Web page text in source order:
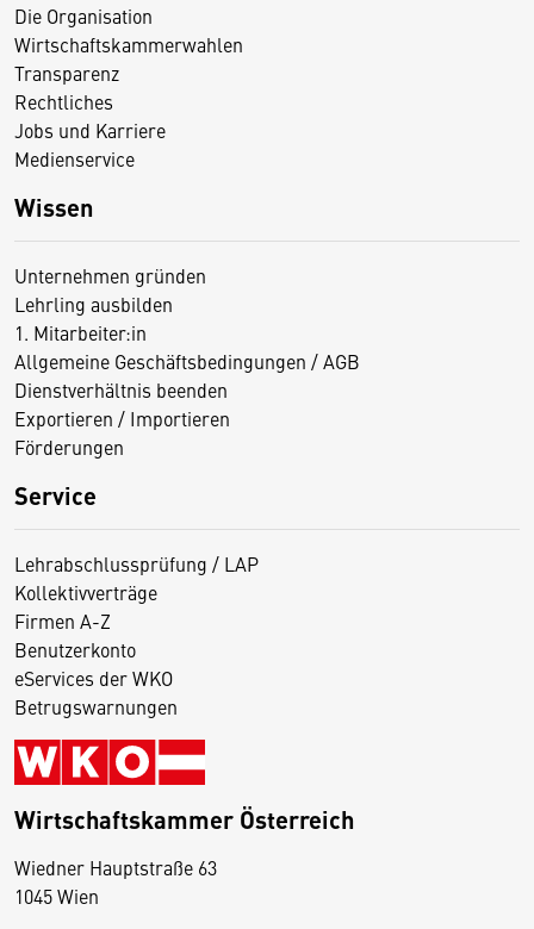
Die Organisation
Wirtschaftskammerwahlen
Transparenz
Rechtliches
Jobs und Karriere
Medienservice
Wissen
Unternehmen gründen
Lehrling ausbilden
1. Mitarbeiter:in
Allgemeine Geschäftsbedingungen / AGB
Dienstverhältnis beenden
Exportieren / Importieren
Förderungen
Service
Lehrabschlussprüfung / LAP
Kollektivverträge
Firmen A-Z
Benutzerkonto
eServices der WKO
Betrugswarnungen
Wirtschaftskammer Österreich
Wiedner Hauptstraße 63
1045 Wien
D